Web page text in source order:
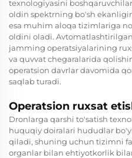
texnologiyasini
oldin spektrning bo'sh
esa muhim aloqa tizimlariga
oldini oladi.
jamming operatsiyalarining
va quvvat chegaralarida
operatsion davrlar davomida
saqlab turadi.
Operatsion ruxsat
Dronlarga qarshi to'satish
huquqiy doiralari hududlar
qiladi, shuning uchun tizimni
organlar bilan ehtiyotkorlik